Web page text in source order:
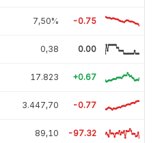
7,50% -0.75
0,38 0.00
17.823 +0.67
3.447,70 -0.77
89,10 -97.32